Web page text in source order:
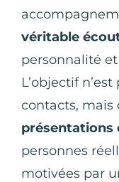
véritable
personnalité
L’objectif
contacts, mais
présentations
personnes
motivées par